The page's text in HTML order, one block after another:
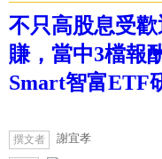
不只高股息受
賺，當中3檔報
Smart智富ETF
撰文者 謝宜孝